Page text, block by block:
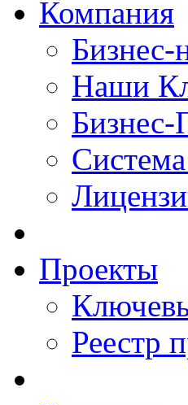
Компания
Бизнес-
Наши
Система
Проекты
Реестр